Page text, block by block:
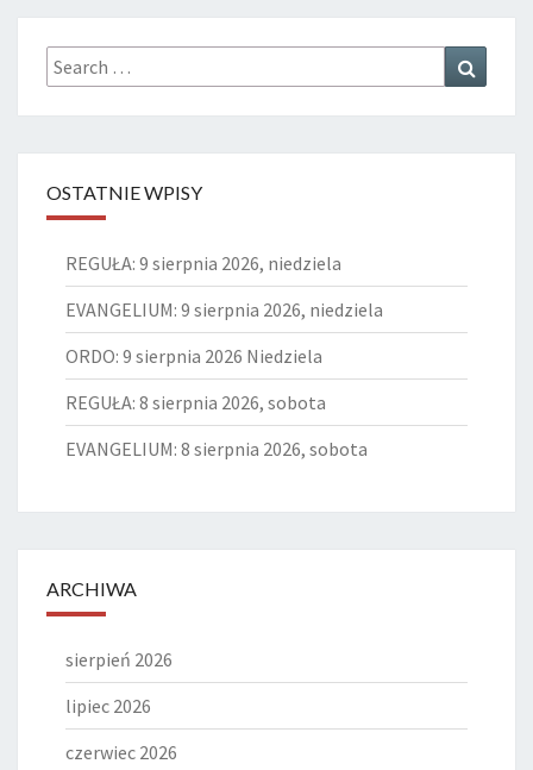
Search
for:
OSTATNIE WPISY
REGUŁA: 9 sierpnia 2026, niedziela
EVANGELIUM: 9 sierpnia 2026, niedziela
ORDO: 9 sierpnia 2026 Niedziela
REGUŁA: 8 sierpnia 2026, sobota
EVANGELIUM: 8 sierpnia 2026, sobota
ARCHIWA
sierpień 2026
lipiec 2026
czerwiec 2026